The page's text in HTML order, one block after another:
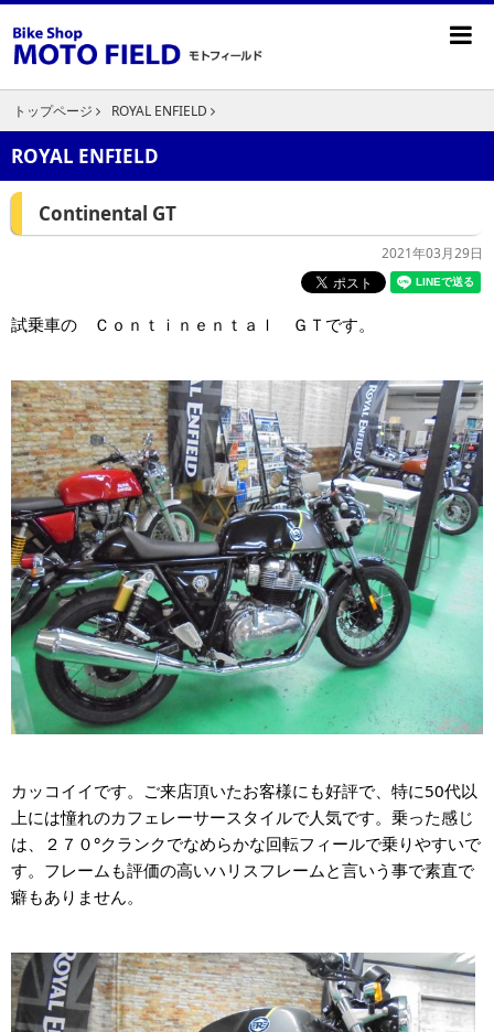
トップページ ROYAL ENFIELD
ROYAL ENFIELD
Continental GT
2021年03月29日
試乗車の Ｃｏｎｔｉｎｅｎｔａｌ ＧＴです。
カッコイイです。ご来店頂いたお客様にも好評で、特に50代以
上には憧れのカフェレーサースタイルで人気です。乗った感じ
は、２７０°クランクでなめらかな回転フィールで乗りやすいで
す。フレームも評価の高いハリスフレームと言いう事で素直で
癖もありません。